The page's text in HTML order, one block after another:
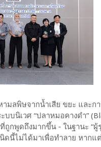
ลพิษจากน้ำเสีย ขยะ และกา
นิเวศ “ปลาหมอคางดำ”
กพูดถึงมากขึ้น - ในฐานะ “ผู้
ไม่ได้มาเพื่อทำลาย หากแต่